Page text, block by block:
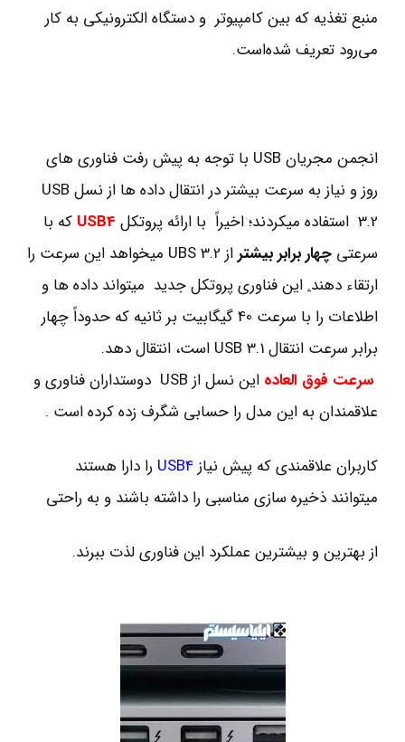
منبع تغذیه که بین کامپیوتر و دستگاه الکترونیکی به کار
می‌رود تعریف شده‌است.
انجمن مجریان USB با توجه به پیش رفت فناوری های
روز و نیاز به سرعت بیشتر در انتقال داده ها از نسل USB
3.2 استفاده میکردند؛ اخیراً با ارائه پروتکل
USB4 که با
سرعتی چهار برابر بیشتر
از UBS 3.2 میخواهد این سرعت را
ارتقاء دهند.این فناوری پروتکل جدید میتواند داده ها و
اطلاعات را با سرعت 40 گیگابیت بر ثانیه که حدوداً چهار
برابر سرعت انتقال USB 3.1 است، انتقال دهد.
سرعت فوق العاده
این نسل از USB دوستداران فناوری و
علاقمندان به این مدل را حسابی شگرف زده کرده است .
کاربران علاقمندی که پیش نیازUSB4 را دارا هستند
میتوانند ذخیره سازی مناسبی را داشته باشند و به راحتی
از بهترین و بیشترین عملکرد این فناوری لذت ببرند.